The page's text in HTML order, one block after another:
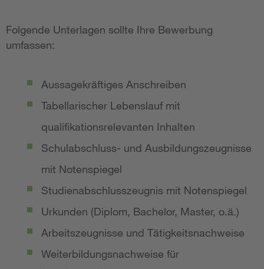
Folgende Unterlagen sollte Ihre Bewerbung
umfassen:
Aussagekräftiges Anschreiben
Tabellarischer Lebenslauf mit
qualifikationsrelevanten Inhalten
Schulabschluss- und Ausbildungszeugnisse
mit Notenspiegel
Studienabschlusszeugnis mit Notenspiegel
Urkunden (Diplom, Bachelor, Master, o.ä.)
Arbeitszeugnisse und Tätigkeitsnachweise
Weiterbildungsnachweise für